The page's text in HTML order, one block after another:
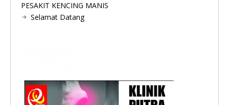
PESAKIT KENCING MANIS
Selamat Datang